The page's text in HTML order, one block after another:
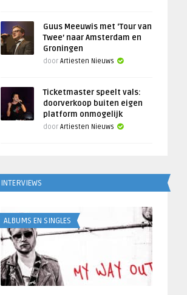
Guus Meeuwis met ‘Tour van
Twee’ naar Amsterdam en
Groningen
door Artiesten Nieuws
Ticketmaster speelt vals:
doorverkoop buiten eigen
platform onmogelijk
door Artiesten Nieuws
INTERVIEWS
ALBUMS EN SINGLES